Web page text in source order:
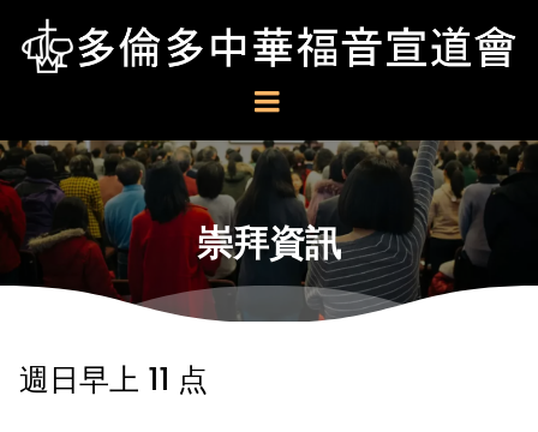
崇拜資訊
週日早上 11 点